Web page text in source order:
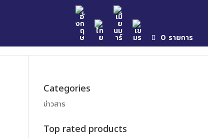
0 รายการ
News & Event Contact
Categories
ข่าวสาร
Top rated products